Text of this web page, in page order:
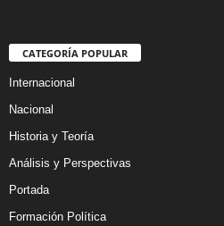
CATEGORÍA POPULAR
Internacional
Nacional
Historia y Teoría
Análisis y Perspectivas
Portada
Formación Política